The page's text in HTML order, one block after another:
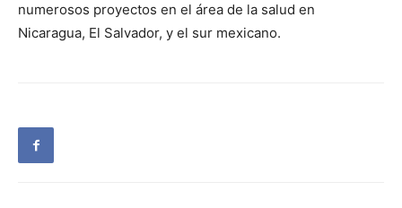
numerosos proyectos en el área de la salud en
Nicaragua, El Salvador, y el sur mexicano.